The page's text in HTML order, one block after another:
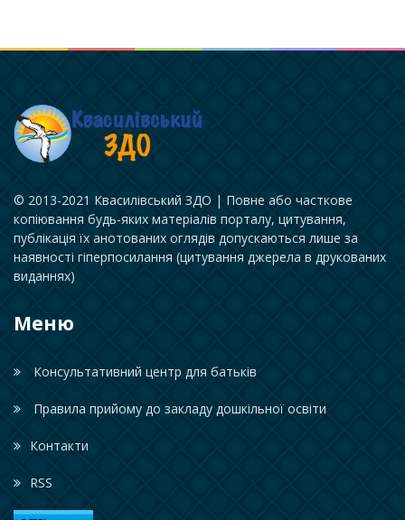
© 2013-2021 Квасилівський ЗДО | Повне або часткове
копіювання будь-яких матеріалів порталу, цитування,
публікація їх анотованих оглядів допускаються лише за
наявності гіперпосилання (цитування джерела в друкованих
виданнях)
Меню
Консультативний центр для батьків
Правила прийому до закладу дошкільної освіти
Контакти
RSS